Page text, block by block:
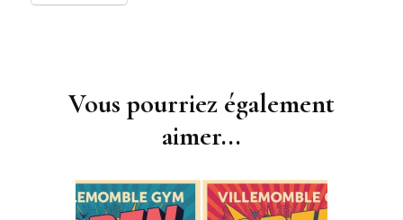
Vous pourriez également
aimer...